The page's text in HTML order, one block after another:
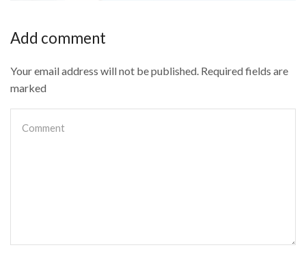
Add comment
Your email address will not be published. Required fields are
marked